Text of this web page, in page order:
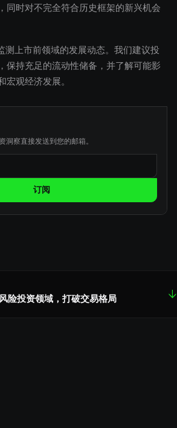
同时对不完全符合历史框架的新兴机会
测上市前领域的发展动态。我们建议投
保持充足的流动性储备，并了解可能影
宏观经济发展。
洞察直接发送到您的邮箱。
订阅
险投资领域，打破交易格局 ↓